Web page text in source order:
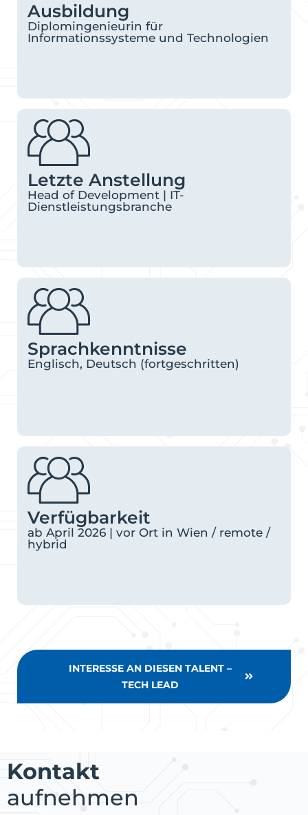
Ausbildung
Diplomingenieurin für
Informationssysteme und Technologien
Letzte Anstellung
Head of Development | IT-
Dienstleistungsbranche
Sprachkenntnisse
Englisch, Deutsch (fortgeschritten)
Verfügbarkeit
ab April 2026 | vor Ort in Wien / remote /
hybrid
INTERESSE AN DIESEN TALENT –
TECH LEAD
Kontakt
aufnehmen